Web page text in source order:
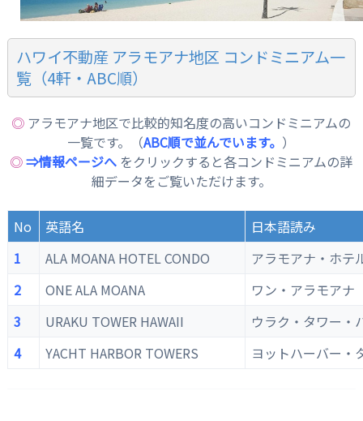
ハワイ不動産 アラモアナ地区 コンドミニアム一
覧（4軒・ABC順）
◎ アラモアナ地区で比較的知名度の高いコンドミニアムの
一覧です。（ABC順で並んでいます。 ）
◎⇒情報ページへ をクリックすると各コンドミニアムの詳
細データをご覧いただけます。
No 英語名
日本語読み
1
ALA MOANA HOTEL CONDO
アラモアナ・ホテ
2
ONE ALA MOANA
ワン・アラモアナ
3
URAKU TOWER HAWAII
ウラク・タワー・
4
YACHT HARBOR TOWERS ヨットハーバー・